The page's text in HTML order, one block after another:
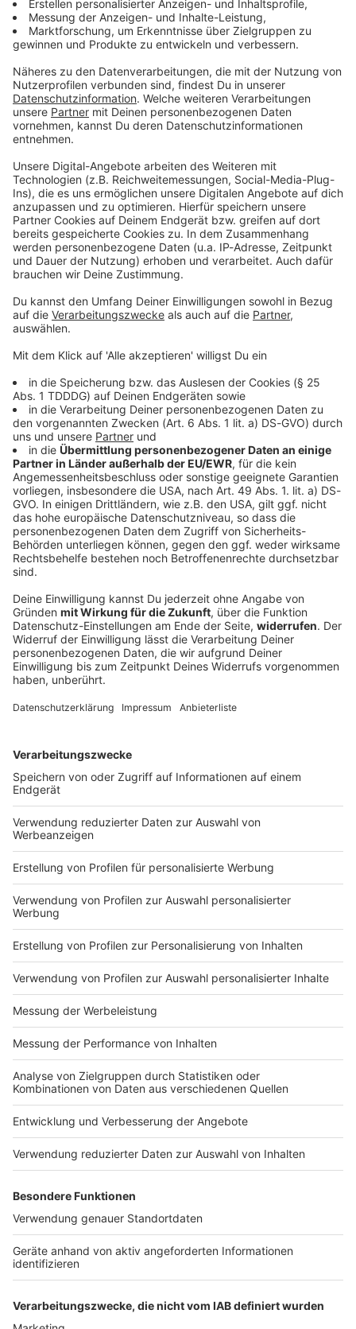
Zum Newsletter anmelden
Du möchtest uns etwas sagen?
Studio Hotline
Kontaktformular
Sprachnachricht
© dpa-infocom, dpa:260604-930-171597/3
Welt
Trump tritt Berichten über Waffenengpässe
entgegen und droht
Gibt es im US-Militär als Folge des Iran-Kriegs
Engpässe bei Waffen und Munition? US-Präsident
lange Strafen an.
DEINE GEMERKTEN ARTIKEL
Du hast dir noch keine Artikel gemerkt
Markiere sie hierfür mit einem
Impressum
Nutzungsbedingungen
Jobs
Presse
Werben
Archiv
ANTENNE BAYERN GROUP
Stiftung ANTENNE BAYERN
hilft
Teilnahmebedingungen
Kontakt
Studio-Hotline
Verkehrs-Hotline
Newsletter